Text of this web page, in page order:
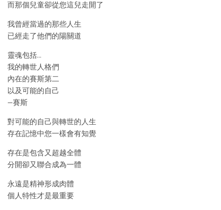
而那個兒童卻從您這兒走開了
我曾經當過的那些人生
已經走了他們的陽關道
靈魂包括…
我的轉世人格們
內在的賽斯第二
以及可能的自己
—賽斯
對可能的自己與轉世的人生
存在記憶中您一樣會有知覺
存在是包含又超越全體
分開卻又聯合成為一體
永遠是精神形成肉體
個人特性才是最重要